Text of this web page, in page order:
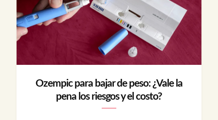
Ozempic para bajar de peso: ¿Vale la
pena los riesgos y el costo?